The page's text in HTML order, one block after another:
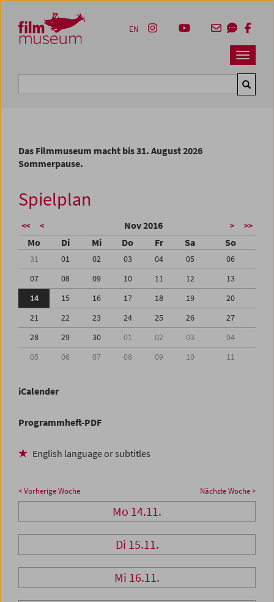
Zum Inhalt
Zum Hauptmenü
Zur Servicenavigation
Zum Suche
Navbar
EN
Das Filmmuseum macht bis 31. August 2026
Sommerpause.
Spielplan
<< < Nov 2016 > >>
Mo Di Mi Do Fr Sa So
31 01 02 03 04 05
06
07
08 09 10 11 12
13
14
15 16 17 18 19
20
21
22 23 24 25 26
27
28
29 30 01 02 03
04
05
06 07 08 09 10 11
iCalender
Programmheft-PDF
English language or subtitles
< Vorherige Woche Nächste Woche >
Mo 14.11.
Di 15.11.
Mi 16.11.